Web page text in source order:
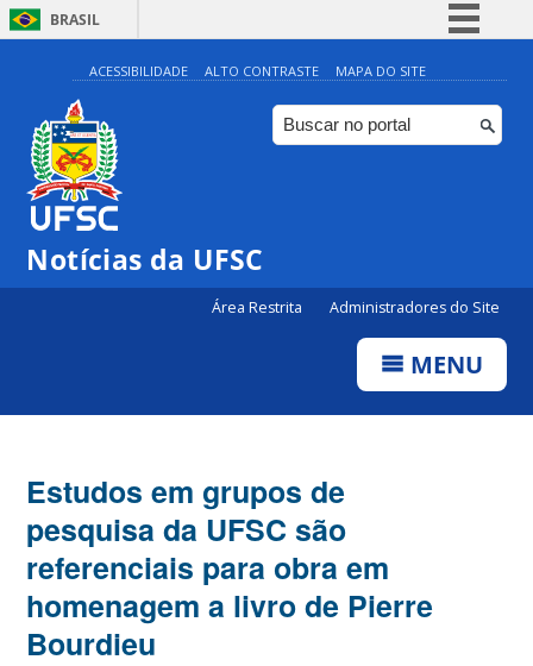
BRASIL
Simplifique!
Comunica BR
Participe
ACESSIBILIDADE ALTO CONTRASTE MAPA DO SITE
Notícias da UFSC
Área Restrita Administradores do Site
MENU
Estudos em grupos de
pesquisa da UFSC são
referenciais para obra em
homenagem a livro de Pierre
Bourdieu